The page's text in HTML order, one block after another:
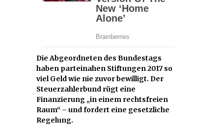
Die Abgeordneten des Bundestags
haben parteinahen Stiftungen 2017 so
viel Geld wie nie zuvor bewilligt. Der
Steuerzahlerbund rügt eine
Finanzierung „in einem rechtsfreien
Raum“ – und fordert eine gesetzliche
Regelung.